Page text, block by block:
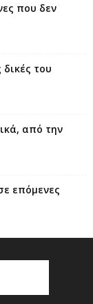
που δεν
του
από την
επόμενες